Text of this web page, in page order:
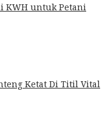
KWH untuk Petani
Ketat Di Titil Vital